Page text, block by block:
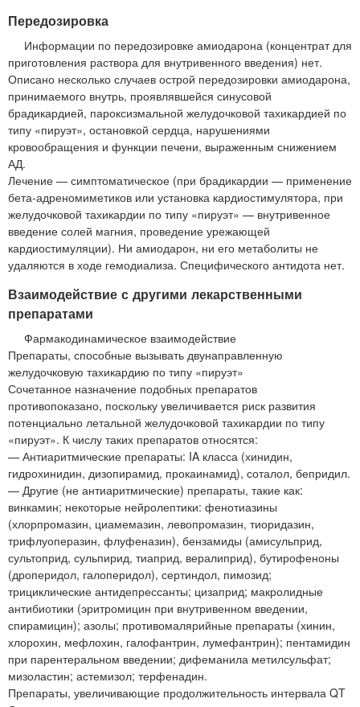
Передозировка
Информации по передозировке амиодарона (концентрат для
приготовления раствора для внутривенного введения) нет.
Описано несколько случаев острой передозировки амиодарона,
принимаемого внутрь, проявлявшейся синусовой
брадикардией, пароксизмальной желудочковой тахикардией по
типу «пируэт», остановкой сердца, нарушениями
кровообращения и функции печени, выраженным снижением
АД.
Лечение — симптоматическое (при брадикардии — применение
бета-адреномиметиков или установка кардиостимулятора, при
желудочковой тахикардии по типу «пируэт» — внутривенное
введение солей магния, проведение урежающей
кардиостимуляции). Ни амиодарон, ни его метаболиты не
удаляются в ходе гемодиализа. Специфического антидота нет.
Взаимодействие с другими лекарственными
препаратами
Фармакодинамическое взаимодействие
Препараты, способные вызывать двунаправленную
желудочковую тахикардию по типу «пируэт»
Сочетанное назначение подобных препаратов
противопоказано, поскольку увеличивается риск развития
потенциально летальной желудочковой тахикардии по типу
«пируэт». К числу таких препаратов относятся:
— Антиаритмические препараты: IA класса (хинидин,
гидрохинидин, дизопирамид, прокаинамид), соталол, бепридил.
— Другие (не антиаритмические) препараты, такие как:
винкамин; некоторые нейролептики: фенотиазины
(хлорпромазин, циамемазин, левопромазин, тиоридазин,
трифлуоперазин, флуфеназин), бензамиды (амисульприд,
сультоприд, сульпирид, тиаприд, вералиприд), бутирофеноны
(дроперидол, галоперидол), сертиндол, пимозид;
трициклические антидепрессанты; цизаприд; макролидные
антибиотики (эритромицин при внутривенном введении,
спирамицин); азолы; противомалярийные препараты (хинин,
хлорохин, мефлохин, галофантрин, лумефантрин); пентамидин
при парентеральном введении; дифеманила метилсульфат;
мизоластин; астемизол; терфенадин.
Препараты, увеличивающие продолжительность интервала QT